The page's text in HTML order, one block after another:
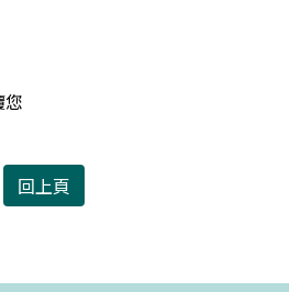
您
回上頁